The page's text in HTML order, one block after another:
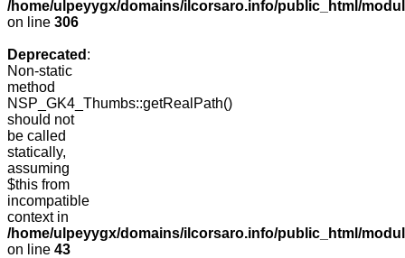
/home/ulpeyygx/domains/ilcorsaro.info/public_html/
on line 306
Deprecated :
Non-static
method
NSP_GK4_Thumbs::getRealPath()
should not
be called
statically,
assuming
$this from
incompatible
context in
/home/ulpeyygx/domains/ilcorsaro.info/public_html/
on line 43